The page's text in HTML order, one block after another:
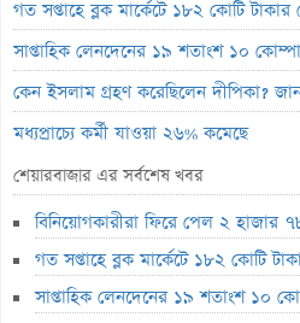
গত সপ্তাহে ব্লক মার্কেটে ১৮২ কোটি
সাপ্তাহিক লেনদেনের ১৯ শতাংশ ১০
কেন ইসলাম গ্রহণ করেছিলেন দীপিকা?
মধ্যপ্রাচ্যে কর্মী যাওয়া ২৬% কমেছে
স্বর্ণ খাতকে আনুষ্ঠানিক শিল্পে আনতে নতুন
এসআইবিএল থেকেও প্রশাসক প্রত্যাহার
৮০০ কোটি টাকার বন্ড জালিয়াতি তদন্তে
সাপ্তাহিক লুজারের শীর্ষে এস আলম কোল্ড
শেয়ারবাজার এর সর্বশেষ খবর
বিনিয়োগকারীরা ফিরে পেল ২ হাজার
গত সপ্তাহে ব্লক মার্কেটে ১৮২ কোটি
সাপ্তাহিক লেনদেনের ১৯ শতাংশ ১০